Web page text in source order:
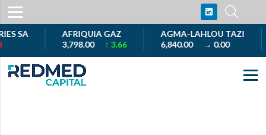
SA
AFRIQUIA GAZ
3,798.00↑ 3.66
AGMA-LAHLOU TAZI
6,840.00→ 0.00